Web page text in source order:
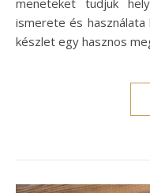
meneteket tudjuk
ismerete és
készlet egy hasznos